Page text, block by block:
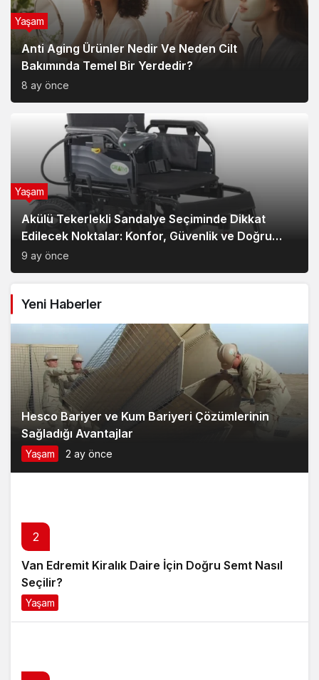
Anti Aging Ürünler Nedir Ve Neden Cilt
Bakımında Temel Bir Yerdedir?
8 ay önce
Yaşam
Akülü Tekerlekli Sandalye Seçiminde Dikkat
Edilecek Noktalar: Konfor, Güvenlik ve Doğru
Model Tercihi
9 ay önce
Yaşam
Yeni Haberler
Hesco Bariyer ve Kum Bariyeri Çözümlerinin
Sağladığı Avantajlar
Yaşam 2 ay önce
2
Van Edremit Kiralık Daire İçin Doğru Semt Nasıl
Seçilir?
Yaşam